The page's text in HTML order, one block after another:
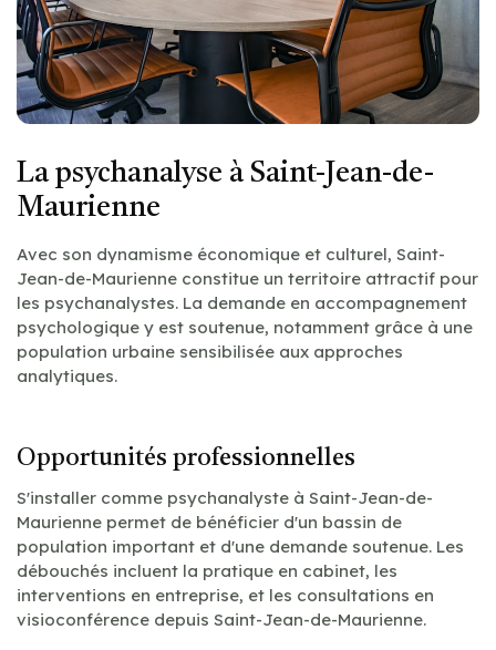
La psychanalyse à Saint-Jean-de-
Maurienne
Avec son dynamisme économique et culturel, Saint-
Jean-de-Maurienne constitue un territoire attractif pour
les psychanalystes. La demande en accompagnement
psychologique y est soutenue, notamment grâce à une
population urbaine sensibilisée aux approches
analytiques.
Opportunités professionnelles
S'installer comme psychanalyste à Saint-Jean-de-
Maurienne permet de bénéficier d'un bassin de
population important et d'une demande soutenue. Les
débouchés incluent la pratique en cabinet, les
interventions en entreprise, et les consultations en
visioconférence depuis Saint-Jean-de-Maurienne.